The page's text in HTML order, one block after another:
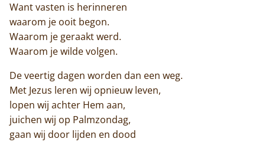
Want vasten is herinneren
waarom je ooit begon.
Waarom je geraakt werd.
Waarom je wilde volgen.
De veertig dagen worden dan een weg.
Met Jezus leren wij opnieuw leven,
lopen wij achter Hem aan,
juichen wij op Palmzondag,
gaan wij door lijden en dood